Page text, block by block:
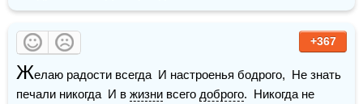
+367
Желаю радости всегда  И настроенья бодрого,  Не знать
печали никогда  И в жизни всего доброго.  Никогда не